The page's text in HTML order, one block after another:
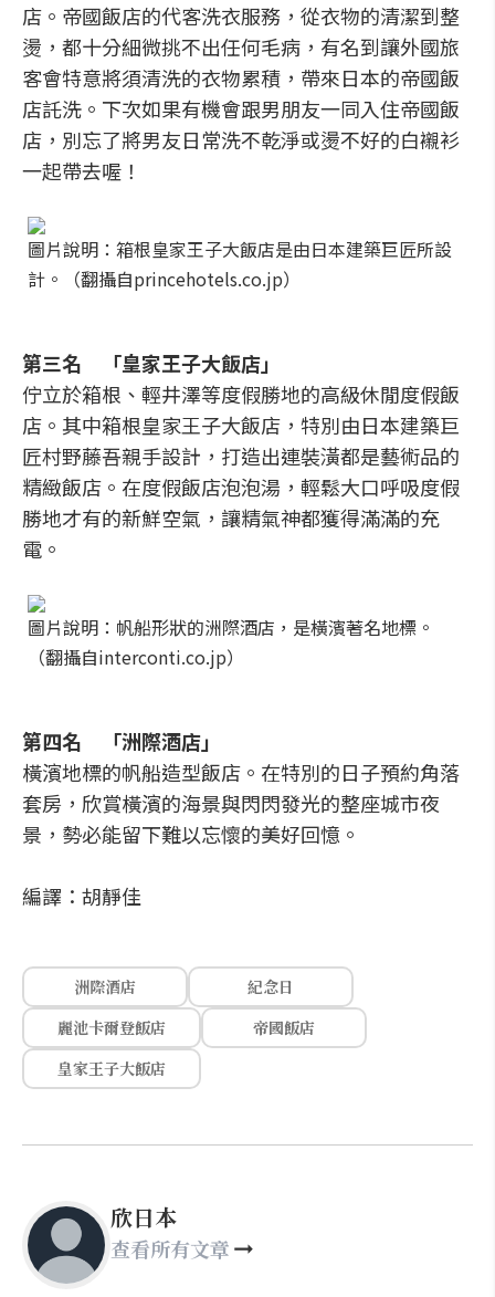
店。帝國飯店的代客洗衣服務，從衣物的清潔到整
燙，都十分細微挑不出任何毛病，有名到讓外國旅
客會特意將須清洗的衣物累積，帶來日本的帝國飯
店託洗。下次如果有機會跟男朋友一同入住帝國飯
店，別忘了將男友日常洗不乾淨或燙不好的白襯衫
一起帶去喔！
圖片說明：箱根皇家王子大飯店是由日本建築巨匠所設
計。（翻攝自princehotels.co.jp）
第三名 「皇家王子大飯店」
佇立於箱根、輕井澤等度假勝地的高級休閒度假飯
店。其中箱根皇家王子大飯店，特別由日本建築巨
匠村野藤吾親手設計，打造出連裝潢都是藝術品的
精緻飯店。在度假飯店泡泡湯，輕鬆大口呼吸度假
勝地才有的新鮮空氣，讓精氣神都獲得滿滿的充
電。
圖片說明：帆船形狀的洲際酒店，是橫濱著名地標。
（翻攝自interconti.co.jp）
第四名 「洲際酒店」
橫濱地標的帆船造型飯店。在特別的日子預約角落
套房，欣賞橫濱的海景與閃閃發光的整座城市夜
景，勢必能留下難以忘懷的美好回憶。
編譯：胡靜佳
洲際酒店
紀念日
麗池卡爾登飯店
帝國飯店
皇家王子大飯店
欣日本
查看所有文章